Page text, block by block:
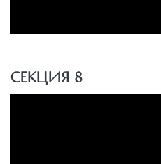
Секция 8